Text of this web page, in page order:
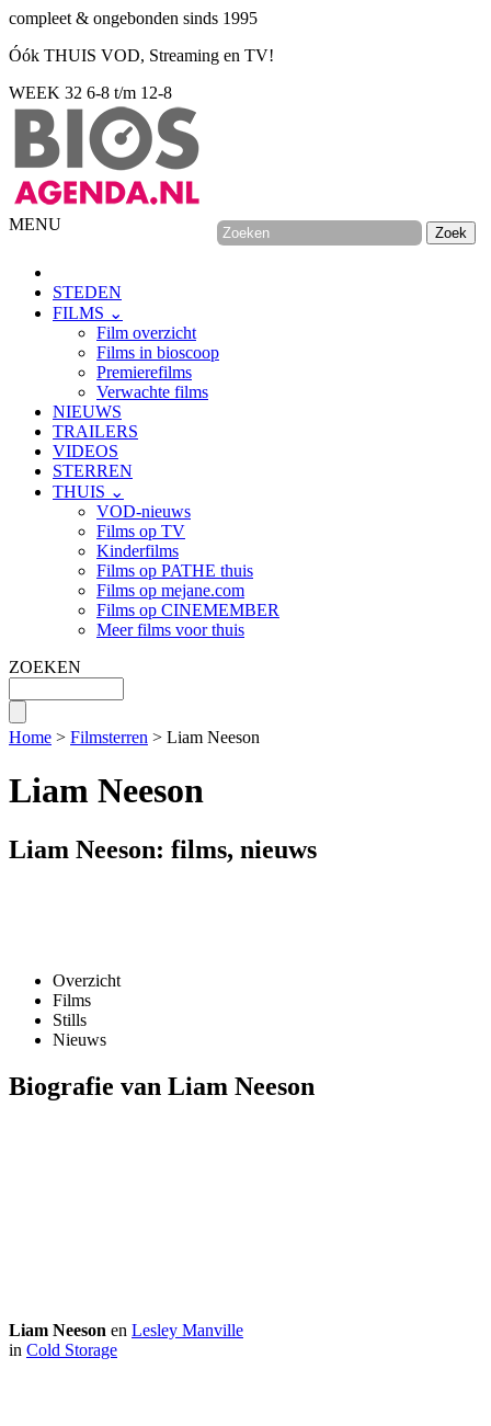
compleet & ongebonden sinds 1995
Óók THUIS VOD, Streaming en TV!
WEEK 32 6-8 t/m 12-8
MENU
STEDEN
FILMS ⌄
Film overzicht
Films in bioscoop
Premierefilms
Verwachte films
NIEUWS
TRAILERS
VIDEOS
STERREN
THUIS ⌄
VOD-nieuws
Films op TV
Kinderfilms
Films op PATHE thuis
Films op mejane.com
Films op CINEMEMBER
Meer films voor thuis
ZOEKEN
Home > Filmsterren > Liam Neeson
Liam Neeson
Liam Neeson: films, nieuws
Overzicht
Films
Stills
Nieuws
Biografie van Liam Neeson
Liam Neeson en Lesley Manville
in Cold Storage